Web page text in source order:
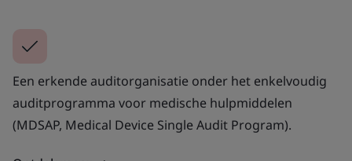
Een erkende auditorganisatie onder het enkelvoudig
auditprogramma voor medische hulpmiddelen
(MDSAP, Medical Device Single Audit Program).